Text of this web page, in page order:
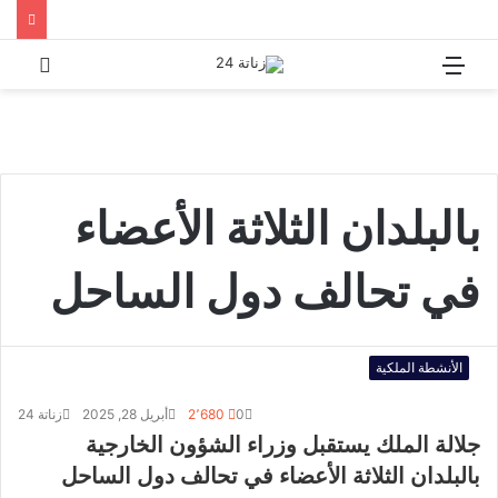
القائمة
بالبلدان الثلاثة الأعضاء
في تحالف دول الساحل
الأنشطة الملكية
زناتة 24 أبريل 28, 2025 0
جلالة الملك يستقبل وزراء الشؤون الخارجية
بالبلدان الثلاثة الأعضاء في تحالف دول الساحل